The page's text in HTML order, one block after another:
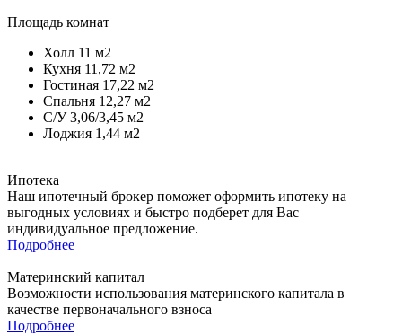
Площадь комнат
Холл 11 м2
Кухня 11,72 м2
Гостиная 17,22 м2
Спальня 12,27 м2
С/У 3,06/3,45 м2
Лоджия 1,44 м2
Ипотека
Наш ипотечный брокер поможет оформить ипотеку на
выгодных условиях и быстро подберет для Вас
индивидуальное предложение.
Подробнее
Материнский капитал
Возможности использования материнского капитала в
качестве первоначального взноса
Подробнее